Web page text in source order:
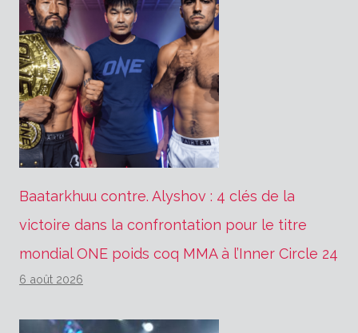
Baatarkhuu contre. Alyshov : 4 clés de la
victoire dans la confrontation pour le titre
mondial ONE poids coq MMA à l’Inner Circle 24
6 août 2026